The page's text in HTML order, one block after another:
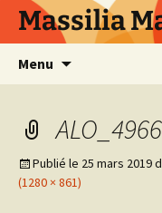
AllerMassilia
Menu
ALO_4966
Publié le 25 mars 2019
(1280 × 861)